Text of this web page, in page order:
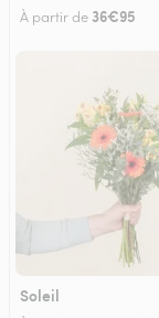
À partir de 36€95
Soleil